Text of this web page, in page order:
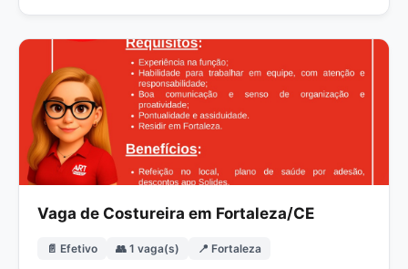
Vaga de Costureira em Fortaleza/CE
📄 Efetivo 👥 1 vaga(s) 📍 Fortaleza